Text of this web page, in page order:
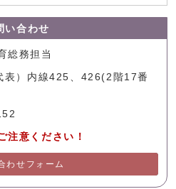
い合わせ
総務担当
）内線425、426(2階17番
注意ください！
わせフォーム